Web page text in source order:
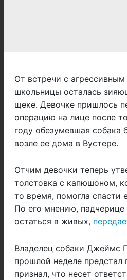
От встречи с
школьницы осталась
щеке. Девочке пришлось
операцию на лице после
году обезумевшая собака
возле ее дома в Вустере.
Отчим девочки теперь
толстовка с капюшоном,
то время, помогла спасти
По его мнению, падчерице
остаться в живых,
Владелец собаки Джеймс
прошлой неделе предстал
признал, что несет